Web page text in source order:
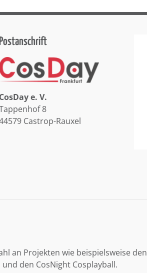
Postanschrift
CosDay e. V.
8
Castrop-Rauxel
an Projekten wie beispielsweise den
den CosNight Cosplayball.